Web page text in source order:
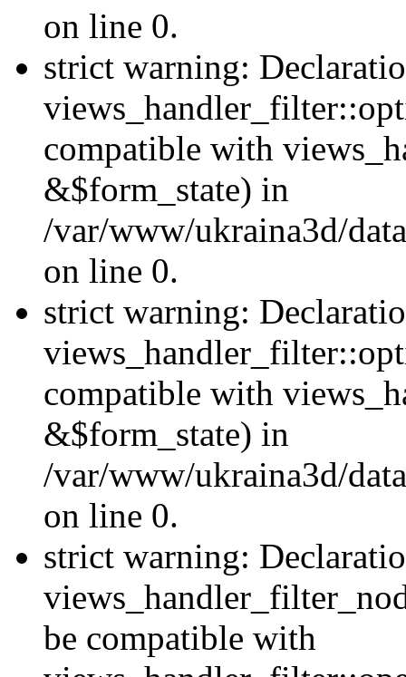
on line 0.
strict warning:
compatible with
&$form_state) in
/var/www/ukraina3d/
on line 0.
strict warning:
compatible with
&$form_state) in
/var/www/ukraina3d/
on line 0.
strict warning:
be compatible with